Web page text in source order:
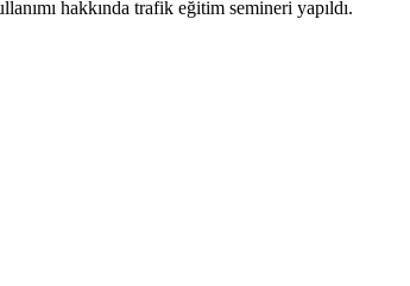
hakkında trafik eğitim semineri yapıldı.